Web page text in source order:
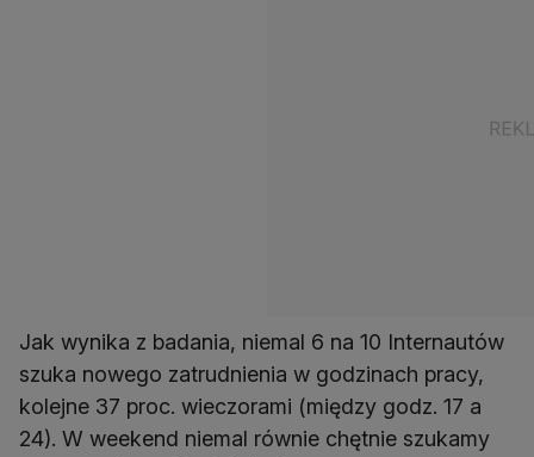
Jak wynika z badania, niemal 6 na 10 Internautów
szuka nowego zatrudnienia w godzinach pracy,
kolejne 37 proc. wieczorami (między godz. 17 a
24). W weekend niemal równie chętnie szukamy